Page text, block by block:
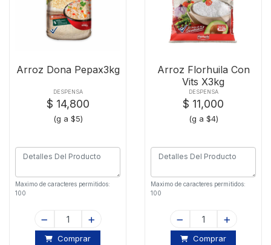
Arroz Dona Pepax3kg
DESPENSA
$ 14,800
(g a $5)
Maximo de caracteres permitidos:
100
Comprar
Arroz Florhuila Con
Vits X3kg
DESPENSA
$ 11,000
(g a $4)
Maximo de caracteres permitidos:
100
Comprar